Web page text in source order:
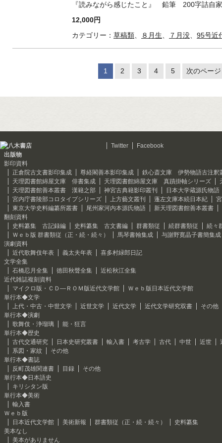
『読みながら感じたこと』 鉛筆 200字詰自
12,000円
カテゴリー： 草稿類、 ８月生、 ７月没、 95号近
1 2 3 4 5 次のペー
Twitter
Facebook
出版物
影印資料
正倉院古文書影印集成
尊経閣善本影印集成
鉄心斎文庫 伊勢物語古注釈
天理図書館綿屋文庫 俳書集成
天理図書館綿屋文庫 真蹟掛軸シリーズ
天理図書館善本叢書 漢籍之部
神宮古典籍影印叢刊
日本大学蔵源氏物語
宮内庁書陵部コロタイプシリーズ
上方藝文叢刊 蓬左文庫本続日本紀
東京大学史料編纂所叢書
尾州家河内本源氏物語
新天理図書館善本叢書
翻刻資料
史料纂集 古記録編
史料纂集 古文書編 群書類従 続群書類従
続々
Ｗｅｂ版 群書類従（正・続・続々）
馬琴書翰集成
与謝野寛晶子書簡集成
演劇資料
近代歌舞伎年表
義太夫年表
喜多村緑郎日記
文学全集
石橋忍月全集
徳田秋聲全集
近松秋江全集
近代雑誌複刻資料
マイクロ版・ＣＤ―ＲＯＭ版近代文学館
Ｗｅｂ版日本近代文学館
単行本◆文学
上代・中古・中世文学
近世文学 近代文学 近代文学研究双書
その他
単行本◆演劇
歌舞伎・浄瑠璃
能・狂言
単行本◆歴史
古代交通研究
日本史研究叢書 輸入書 考古学 古代 中世 近世
系図・家紋
その他
単行本◆書誌
反町茂雄関連書
目録
その他
単行本◆日本語史
キリシタン版
単行本◆美術
輸入書
Ｗｅｂ版
日本近代文学館
美術新報 群書類従（正・続・続々）
史料纂集
美本なし
美本がありません